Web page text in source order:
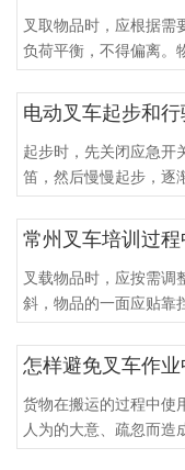
叉取物品时，应根据需
负荷平衡，不得偏离。
电动叉车起步和
起步时，先关闭应急开
笛，然后慢慢起步，逐
常州叉车培训过
叉载物品时，应按需调
斜，物品的一面应贴靠
怎样避免叉车作业
货物在搬运的过程中使
人为的大意、疏忽而造